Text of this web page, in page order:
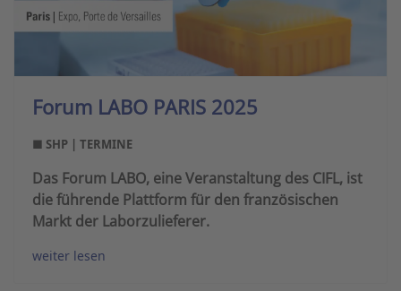
Forum LABO PARIS 2025
■ SHP | TERMINE
Das Forum LABO, eine Veranstaltung des CIFL, ist
die führende Plattform für den französischen
Markt der Laborzulieferer.
weiter lesen